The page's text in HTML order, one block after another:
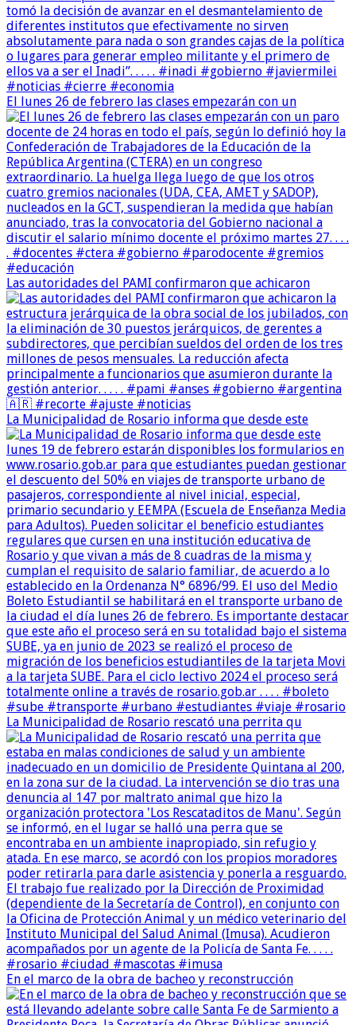
El lunes 26 de febrero las clases empezarán con un
Las autoridades del PAMI confirmaron que achicaron
La Municipalidad de Rosario informa que desde este
La Municipalidad de Rosario rescató una perrita qu
En el marco de la obra de bacheo y reconstrucción